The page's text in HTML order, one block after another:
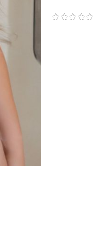
73 lok. 7,
ODPOWIEDZIALNY ZA
DO UE
Group Sp.z o.o. Spółka
43 15
73 lok. 7,